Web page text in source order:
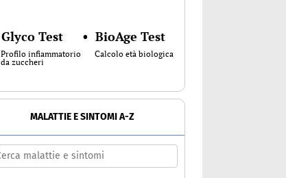
Glyco Test
Profilo infiammatorio
da zuccheri
• BioAge Test
Calcolo età biologica
MALATTIE E SINTOMI A-Z